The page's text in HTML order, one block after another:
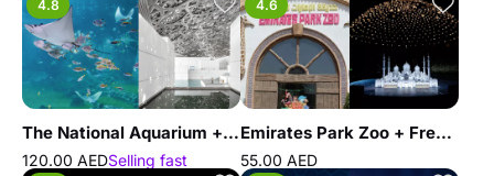
4.8
The National Aquarium + Louvre Abu Dhabi - Combo
120.00 AEDSelling fast
4.6
Emirates Park Zoo + Free Light and Peace museum
55.00 AED